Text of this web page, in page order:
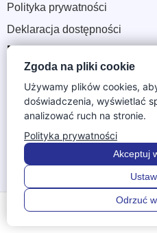
Polityka prywatności
Deklaracja dostępności
MOJE KONTO
Promocje na meble
Zasady zwrotów
Ogólne warunki sprzedaży
Mapa strony
Kontakt
DANE FIRMY
0
Zgoda na pliki cookie
Używamy plików cookies,
doświadczenia, wyświetlać
analizować ruch na stronie.
Polityka prywatności
Odrzuć
Akceptuj